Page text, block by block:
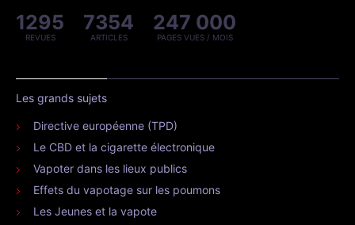
1295
REVUES
7354
ARTICLES
247 000
PAGES VUES / MOIS
Les grands sujets
Directive européenne (TPD)
Le CBD et la cigarette électronique
Vapoter dans les lieux publics
Effets du vapotage sur les poumons
Les Jeunes et la vapote